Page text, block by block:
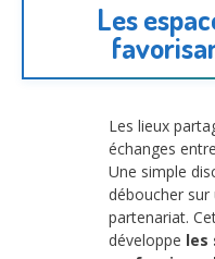
Les
Les lieux
échanges
Une simple
déboucher sur
partenariat.
développe les